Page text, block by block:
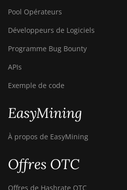
S9i
BITMAIN AntMiner
BITMAIN AntMiner
BITMAIN AntMiner
T15
BITMAIN AntMiner
BITMAIN AntMiner
Pool Opérateurs
Développeurs de Logiciels
Programme Bug Bounty
APIs
Exemple de code
EasyMining
À propos de EasyMining
Offres OTC
Offres de Hashrate OTC